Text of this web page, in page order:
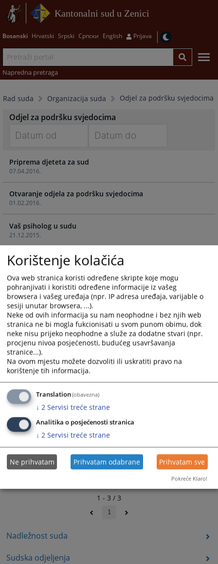
Kantonalni sud u Zenici
Bosanski Hrvatski Srpski Српски English Prijava
Napredna pretraga
Rad suda Organizacija suda Odjel za podršku svjedocima
Nadležnost suda
Sudska odjeljenja
Odjel za podršku svjedocima
forward
to
interact
with
the
calendar
and
select
a
date.
the
question
mark
key
to
get
the
keyboard
shortcuts
changing
dates.
forward
interact
with
calendar
a
date.
the
question
mark
key
to
get
the
shortcuts
dates.
07.04.2016.
Priprema djeteta za sud
01.02.2016.
Otvaranje odjela za podršku svjedocima
21.12.2015.
Vaš psiholog u sudu
1 - 3 / 3
1
Korištenje kolačića
Ova web stranica koristi određene skripte koje mogu
pohranjivati i koristiti određene informacije iz vašeg
browsera i vašeg uređaja (npr. IP adresa uređaja, varijable o
sesiji unutar browsera, ...).
Neke od ovih informacija su nam neophodne i bez njih web
stranica ne bi mogla fukcionisati u svom punom obimu, dok
neke nisu prijeko neophodne a služe za dodatne stvari (npr.
procjenu nivoa posjećenosti, budućeg usavršavanja
stranice...).
Na ovom mjestu možete dozvoliti ili uskratiti pravo na
korištenje tih informacija.
Translation(obavezna)
↓ 2 Servisi treće strane
Analitika o posjećenosti stranica
↓ 2 Servisi treće strane
Ne prihvatam Prihvatam odabrane Prihvatam sve
Pokreće Klaro!